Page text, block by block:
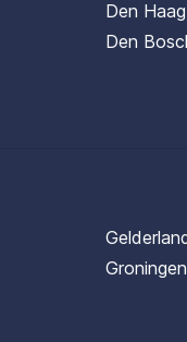
Den Haag
Den
Groningen